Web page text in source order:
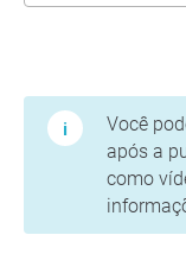
Você
após a
como